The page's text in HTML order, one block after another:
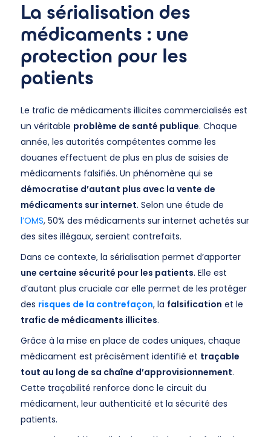
La sérialisation des
médicaments : une
protection pour les
patients
Le trafic de médicaments illicites commercialisés est
un véritable problème de santé publique. Chaque
année, les autorités compétentes comme les
douanes effectuent de plus en plus de saisies de
médicaments falsifiés. Un phénomène qui se
démocratise d’autant plus avec la vente de
médicaments sur internet. Selon une étude de
l’OMS, 50% des médicaments sur internet achetés sur
des sites illégaux, seraient contrefaits.
Dans ce contexte, la sérialisation permet d’apporter
une certaine sécurité pour les patients. Elle est
d’autant plus cruciale car elle permet de les protéger
des risques de la contrefaçon, la falsification et le
trafic de médicaments illicites.
Grâce à la mise en place de codes uniques, chaque
médicament est précisément identifié et traçable
tout au long de sa chaîne d’approvisionnement.
Cette traçabilité renforce donc le circuit du
médicament, leur authenticité et la sécurité des
patients.